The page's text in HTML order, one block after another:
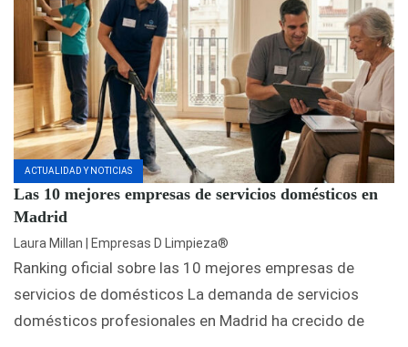
ACTUALIDAD Y NOTICIAS
Las 10 mejores empresas de servicios domésticos en
Madrid
Laura Millan | Empresas D Limpieza®
Ranking oficial sobre las 10 mejores empresas de
servicios de domésticos La demanda de servicios
domésticos profesionales en Madrid ha crecido de